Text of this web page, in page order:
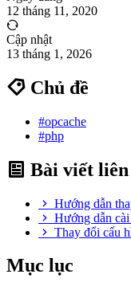
12 tháng 11, 2020
Cập nhật
13 tháng 1, 2026
Chủ đề
#opcache
#php
Bài viết liên
Hướng dẫn
Hướng dẫn cài
Thay đổi cấu
Mục lục